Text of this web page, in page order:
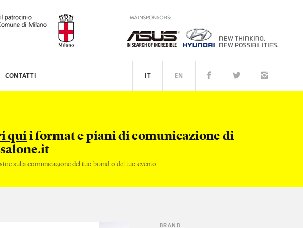
CONTATTI EN
IT
quii format e piani di comunicazione di
sulla comunicazione del tuo brand o del tuo evento.
BRAND